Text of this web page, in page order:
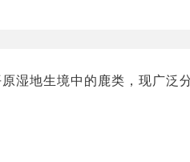
湿地生境中的鹿类，现广泛